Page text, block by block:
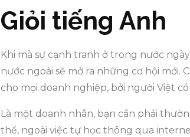
Giỏi tiếng Anh
Khi mà sự cạnh tranh ở trong nước
nước ngoài sẽ mở ra những cơ hội
cho mọi doanh nghiệp, bởi người Việt
Là một doanh nhân, bạn cần phải
thể, ngoài việc tự học thông qua